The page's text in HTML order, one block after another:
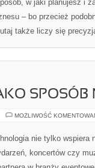
w jaki planujesz i
– bo przecież
także liczy się
SPOSÓB
MOŻLIWOŚĆ
nie tylko wspiera
koncertów czy